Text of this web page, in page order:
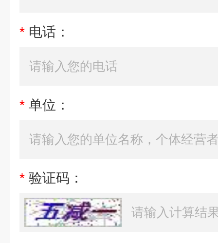
* 电话：
* 单位：
* 验证码：